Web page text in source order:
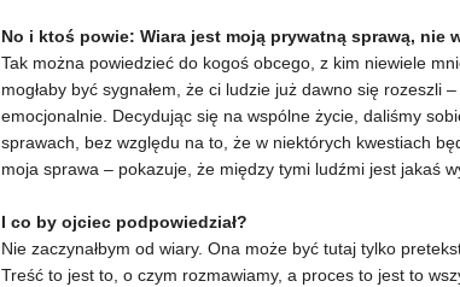
No i ktoś powie: Wiara jest moją prywatną sprawą, nie
Tak można powiedzieć do kogoś obcego, z kim niewiele
mogłaby być sygnałem, że ci ludzie już dawno się rozeszli
emocjonalnie. Decydując się na wspólne życie, daliśmy
sprawach, bez względu na to, że w niektórych kwestiach
moja sprawa – pokazuje, że między tymi ludźmi jest jakaś
I co by ojciec podpowiedział?
Nie zaczynałbym od wiary. Ona może być tutaj tylko
Treść to jest to, o czym rozmawiamy, a proces to jest to